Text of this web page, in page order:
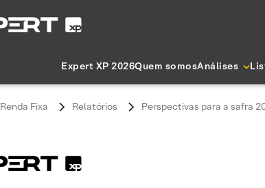
Expert XP 2026Quem somosAnálises
Renda Fixa Relatórios Perspectivas para a safra